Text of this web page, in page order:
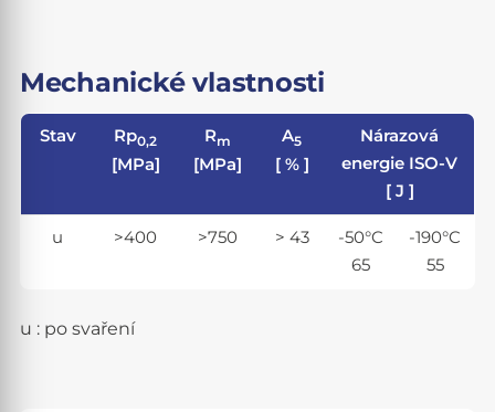
Mechanické vlastnosti
Stav Rp0,2
[MPa]
Rm
[MPa]
A5
[ % ]
Nárazová
energie ISO-V
[ J ]
u >400 >750 > 43
-50°C
65
-190°C
55
u : po svaření